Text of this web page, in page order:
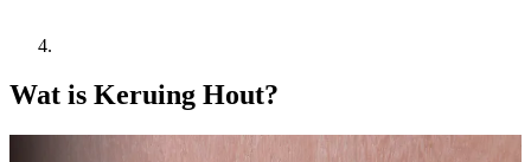
Wat is Keruing Hout?